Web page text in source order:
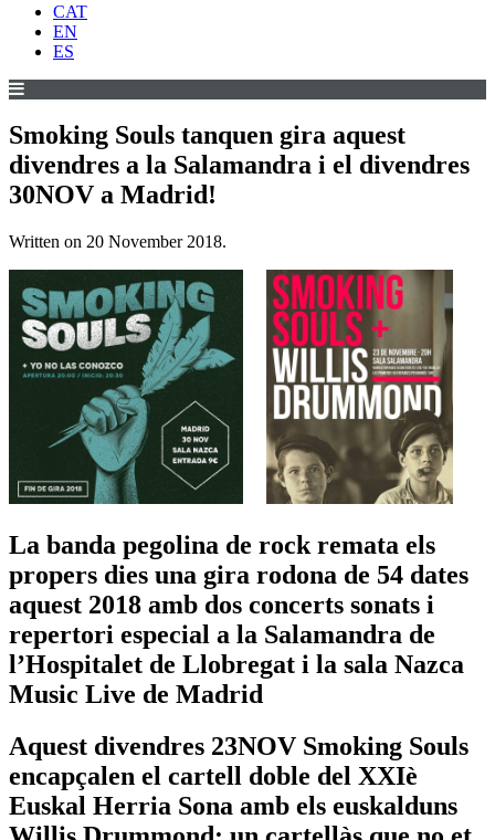
CAT
EN
ES
Smoking Souls tanquen gira aquest
divendres a la Salamandra i el divendres
30NOV a Madrid!
Written on 20 November 2018.
La banda pegolina de rock remata els
propers dies una gira rodona de 54 dates
aquest 2018 amb dos concerts sonats i
repertori especial a la Salamandra de
l’Hospitalet de Llobregat i la sala Nazca
Music Live de Madrid
Aquest divendres 23NOV Smoking Souls
encapçalen el cartell doble del XXIè
Euskal Herria Sona amb els euskalduns